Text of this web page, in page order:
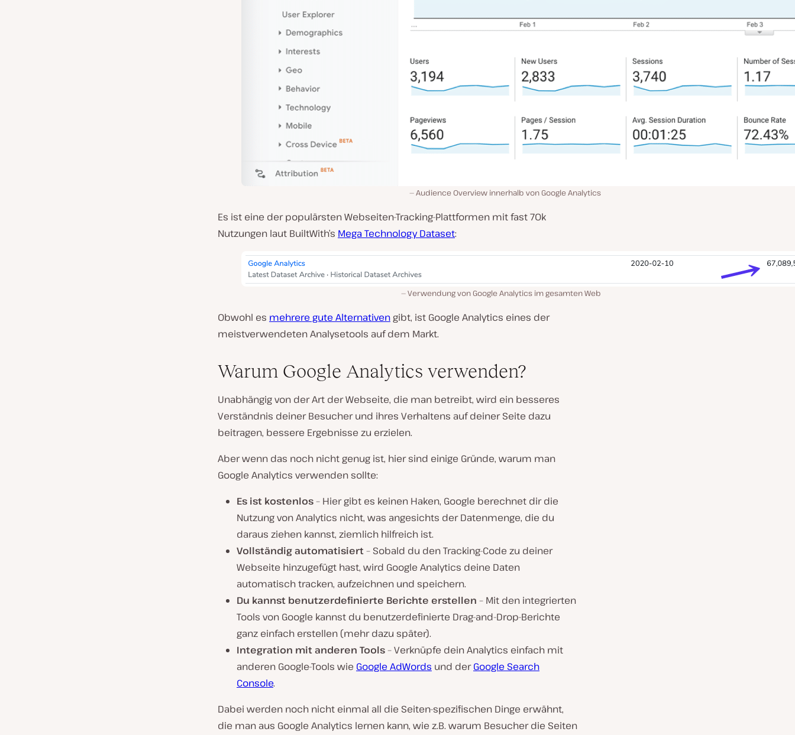
Audience Overview innerhalb von Google Analytics
Es ist eine der populärsten Webseiten-Tracking-Plattformen mit fast 70k
Nutzungen laut BuiltWith’s Mega Technology Dataset:
Verwendung von Google Analytics im gesamten Web
Obwohl es mehrere gute Alternativen gibt, ist Google Analytics eines der
meistverwendeten Analysetools auf dem Markt.
Warum Google Analytics verwenden?
Unabhängig von der Art der Webseite, die man betreibt, wird ein besseres
Verständnis deiner Besucher und ihres Verhaltens auf deiner Seite dazu
beitragen, bessere Ergebnisse zu erzielen.
Aber wenn das noch nicht genug ist, hier sind einige Gründe, warum man
Google Analytics verwenden sollte:
Es ist kostenlos– Hier gibt es keinen Haken, Google berechnet dir die
Nutzung von Analytics nicht, was angesichts der Datenmenge, die du
daraus ziehen kannst, ziemlich hilfreich ist.
Vollständig automatisiert– Sobald du den Tracking-Code zu deiner
Webseite hinzugefügt hast, wird Google Analytics deine Daten
automatisch tracken, aufzeichnen und speichern.
Du kannst benutzerdefinierte Berichte erstellen – Mit den integrierten
Tools von Google kannst du benutzerdefinierte Drag-and-Drop-Berichte
ganz einfach erstellen (mehr dazu später).
Integration mit anderen Tools– Verknüpfe dein Analytics einfach mit
anderen Google-Tools wie Google AdWords und derGoogle Search
Console.
Dabei werden noch nicht einmal all die Seiten-spezifischen Dinge erwähnt,
die man aus Google Analytics lernen kann, wie z.B. warum Besucher die Seiten